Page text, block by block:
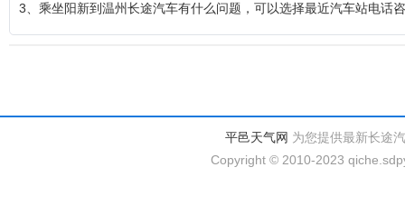
3、乘坐阳新到温州长途汽车有什么问题，可以选择最近汽车站电话
平邑天气网 为您提供最新长途
Copyright © 2010-2023